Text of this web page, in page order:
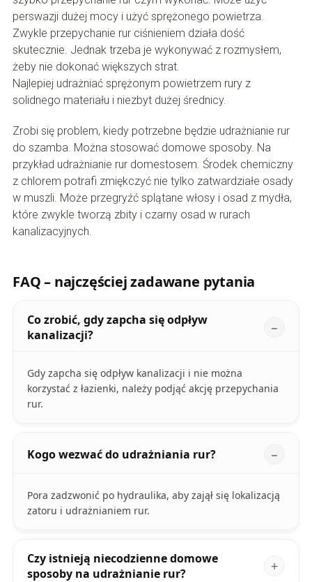
perswazji dużej mocy i użyć sprężonego powietrza.
Zwykle przepychanie rur ciśnieniem działa dość
skutecznie. Jednak trzeba je wykonywać z rozmysłem,
żeby nie dokonać większych strat.
Najlepiej udrażniać sprężonym powietrzem rury z
solidnego materiału i niezbyt dużej średnicy.
Zrobi się problem, kiedy potrzebne będzie udrażnianie rur
do szamba. Można stosować domowe sposoby. Na
przykład udrażnianie rur domestosem. Środek chemiczny
z chlorem potrafi zmiękczyć nie tylko zatwardziałe osady
w muszli. Może przegryźć splątane włosy i osad z mydła,
które zwykle tworzą zbity i czarny osad w rurach
kanalizacyjnych.
FAQ – najczęściej zadawane pytania
Co zrobić, gdy zapcha się odpływ
kanalizacji?
Gdy zapcha się odpływ kanalizacji i nie można
korzystać z łazienki, należy podjąć akcję przepychania
rur.
Kogo wezwać do udrażniania rur?
Pora zadzwonić po hydraulika, aby zajął się lokalizacją
zatoru i udrażnianiem rur.
Czy istnieją niecodzienne domowe
sposoby na udrażnianie rur?